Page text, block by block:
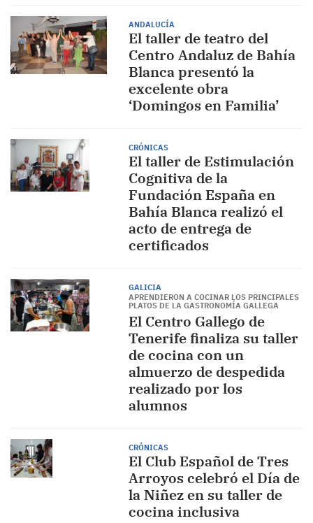
ANDALUCÍA
El taller de teatro del
Centro Andaluz de Bahía
Blanca presentó la
excelente obra
‘Domingos en Familia’
CRÓNICAS
El taller de Estimulación
Cognitiva de la
Fundación España en
Bahía Blanca realizó el
acto de entrega de
certificados
GALICIA
APRENDIERON A COCINAR LOS PRINCIPALES
PLATOS DE LA GASTRONOMÍA GALLEGA
El Centro Gallego de
Tenerife finaliza su taller
de cocina con un
almuerzo de despedida
realizado por los
alumnos
CRÓNICAS
El Club Español de Tres
Arroyos celebró el Día de
la Niñez en su taller de
cocina inclusiva